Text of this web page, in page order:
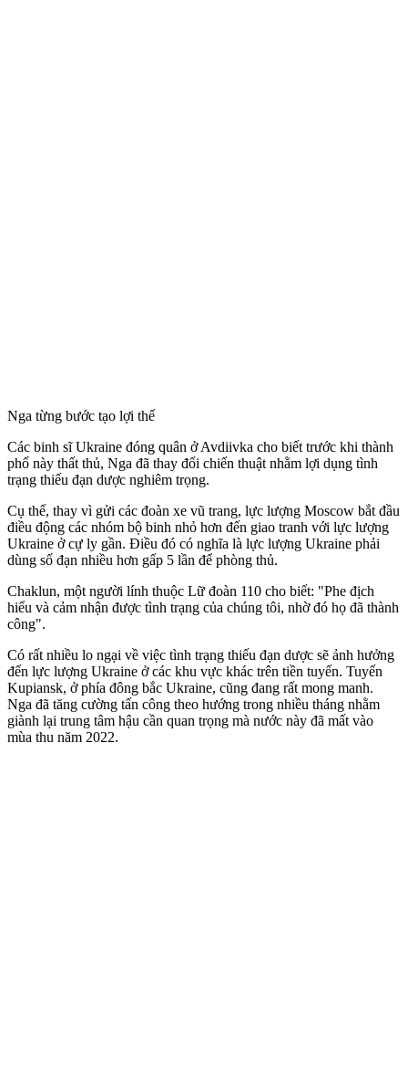
Nga từng bước tạo lợi thế
Các binh sĩ Ukraine đóng quân ở Avdiivka cho biết trước khi thành
phố này thất thủ, Nga đã thay đổi chiến thuật nhằm lợi dụng tình
trạng thiếu đạn dược nghiêm trọng.
Cụ thể, thay vì gửi các đoàn xe vũ trang, lực lượng Moscow bắt đầu
điều động các nhóm bộ binh nhỏ hơn đến giao tranh với lực lượng
Ukraine ở cự ly gần. Điều đó có nghĩa là lực lượng Ukraine phải
dùng số đạn nhiều hơn gấp 5 lần để phòng thủ.
Chaklun, một người lính thuộc Lữ đoàn 110 cho biết: "Phe địch
hiểu và cảm nhận được tình trạng của chúng tôi, nhờ đó họ đã thành
công".
Có rất nhiều lo ngại về việc tình trạng thiếu đạn dược sẽ ảnh hưởng
đến lực lượng Ukraine ở các khu vực khác trên tiền tuyến. Tuyến
Kupiansk, ở phía đông bắc Ukraine, cũng đang rất mong manh.
Nga đã tăng cường tấn công theo hướng trong nhiều tháng nhằm
giành lại trung tâm hậu cần quan trọng mà nước này đã mất vào
mùa thu năm 2022.